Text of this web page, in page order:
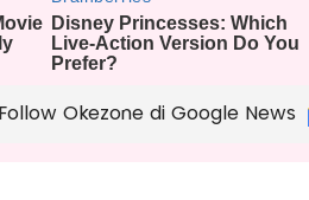
Follow Okezone di Google News